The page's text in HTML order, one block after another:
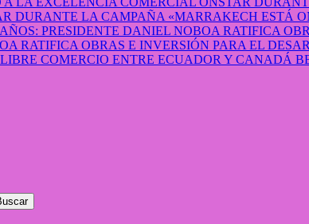
DURANTE LA CAMPAÑA «MARRAKECH ESTÁ
RATIFICA OBRAS E INVERSIÓN PARA EL